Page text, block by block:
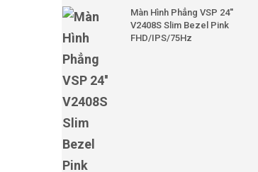
Màn Hình Phẳng VSP 24''
V2408S Slim Bezel Pink
FHD/IPS/75Hz